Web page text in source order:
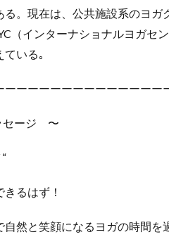
。現在は、公共施設系のヨ
（インターナショナルヨガセ
いる｡
ーーーーーーーーーーーーー
セージ 〜
るはず！
然と笑顔になるヨガの時間を